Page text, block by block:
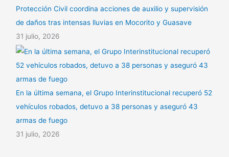
Protección Civil coordina acciones de auxilio y supervisión
de daños tras intensas lluvias en Mocorito y Guasave
31 julio, 2026
En la última semana, el Grupo Interinstitucional recuperó 52
vehículos robados, detuvo a 38 personas y aseguró 43
armas de fuego
31 julio, 2026